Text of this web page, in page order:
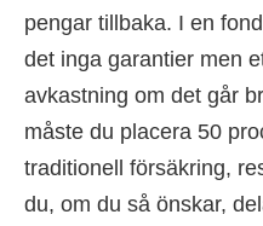
pengar tillbaka. I en
det inga garantier men
avkastning om det går
måste du placera 50
traditionell försäkring,
du, om du så önskar,